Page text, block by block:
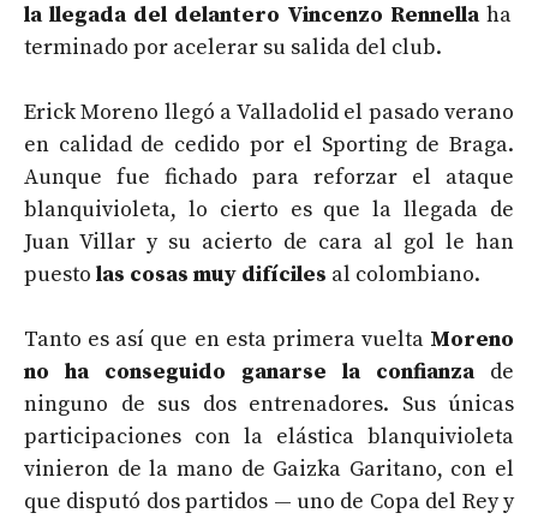
la llegada del delantero Vincenzo Rennella ha
terminado por acelerar su salida del club.
Erick Moreno llegó a Valladolid el pasado verano
en calidad de cedido por el Sporting de Braga.
Aunque fue fichado para reforzar el ataque
blanquivioleta, lo cierto es que la llegada de
Juan Villar y su acierto de cara al gol le han
puesto las cosas muy difíciles al colombiano.
Tanto es así que en esta primera vuelta Moreno
no ha conseguido ganarse la confianza de
ninguno de sus dos entrenadores. Sus únicas
participaciones con la elástica blanquivioleta
vinieron de la mano de Gaizka Garitano, con el
que disputó dos partidos — uno de Copa del Rey y